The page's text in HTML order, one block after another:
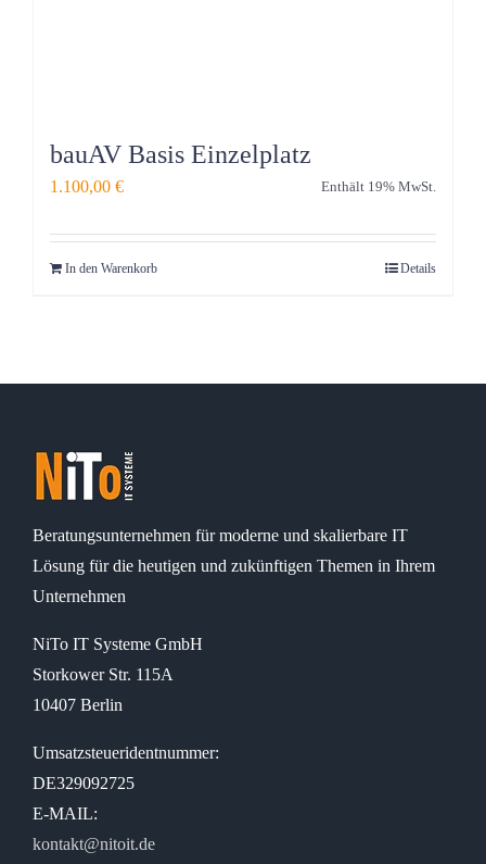
bauAV Basis Einzelplatz
1.100,00 € Enthält 19% MwSt.
In den Warenkorb Details
Beratungsunternehmen für moderne und skalierbare IT
Lösung für die heutigen und zukünftigen Themen in Ihrem
Unternehmen
NiTo IT Systeme GmbH
Storkower Str. 115A
10407 Berlin
Umsatzsteueridentnummer:
DE329092725
E-MAIL:
kontakt@nitoit.de